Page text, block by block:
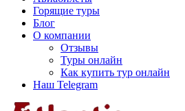
Горящие туры
Блог
О компании
Отзывы
Туры онлайн
Как купить тур онлайн
Наш Telegram